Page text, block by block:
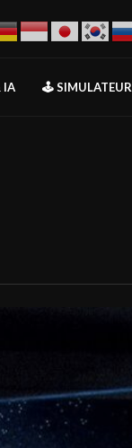
IA 🕹️